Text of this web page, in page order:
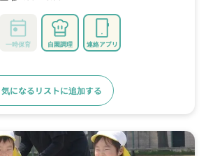
一時保育 自園調理 連絡アプリ
気になるリストに追加する